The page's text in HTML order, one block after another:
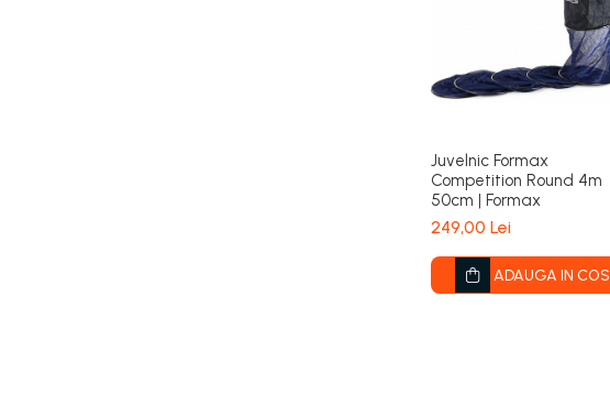
Juvelnic Formax
Competition Round 4m
50cm | Formax
249,00 Lei
ADAUGA IN COS